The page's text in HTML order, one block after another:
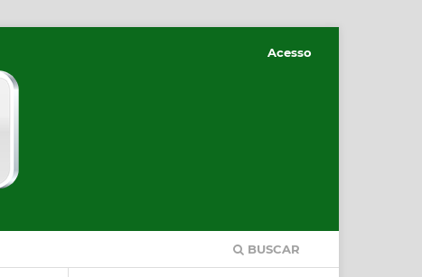
BUSCAR
Acesso